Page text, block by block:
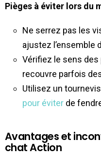
Pièges à éviter lors du
Ne serrez pas les
ajustez l’ensemble
Vérifiez le sens
recouvre parfois
Utilisez un
pour éviter de
Avantages et
chat Action